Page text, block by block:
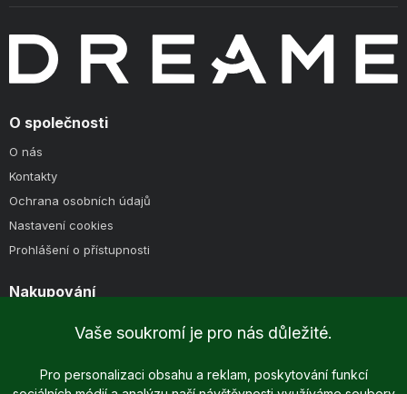
O společnosti
O nás
Kontakty
Ochrana osobních údajů
Nastavení cookies
Prohlášení o přístupnosti
Nakupování
Obchodní podmínky
Vaše soukromí je pro nás důležité.
Pro personalizaci obsahu a reklam, poskytování funkcí